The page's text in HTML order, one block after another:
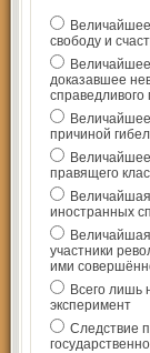
свободу и
доказавшее
справедливого
причиной
правящего
иностранных
Величайшая
участники
ими
Всего лишь
эксперимент
Следствие